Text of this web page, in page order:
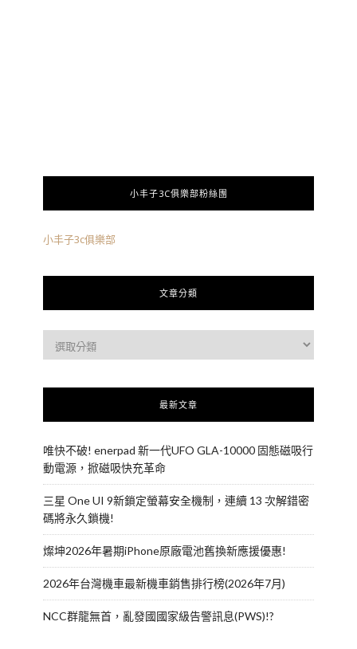
小丰子3C俱樂部粉絲團
小丰子3c俱樂部
文章分類
最新文章
唯快不破! enerpad 新一代UFO GLA-10000 固態磁吸行
動電源，掀磁吸快充革命
三星 One UI 9新鎖定螢幕安全機制，連續 13 次解錯密
碼將永久鎖機!
燦坤2026年暑期iPhone原廠電池舊換新應援優惠!
2026年台灣機車最新機車銷售排行榜(2026年7月)
NCC群龍無首，亂發國國家級告警訊息(PWS)!?